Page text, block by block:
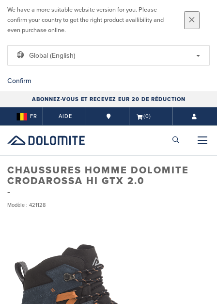
We have a more suitable website version for you. Please
confirm your country to get the right product availibility and
even purchase online.
Global (English)
Confirm
ABONNEZ-VOUS ET RECEVEZ EUR 20 DE RÉDUCTION
FR AIDE (0)
CHAUSSURES HOMME DOLOMITE
CRODAROSSA HI GTX 2.0
Modèle : 421128